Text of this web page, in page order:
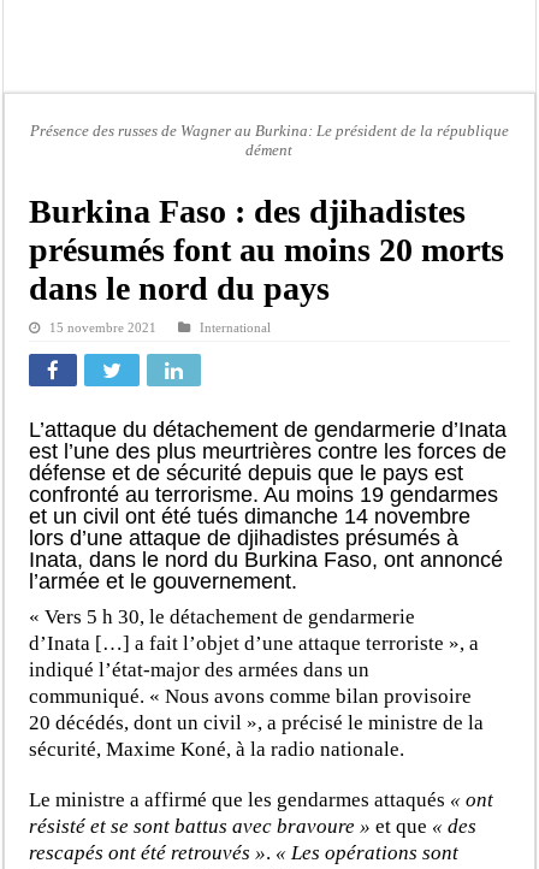
Succession de Pape Thiaw : la bombe à retardement qui menace la FSF
Baisse des réserves de sang : au CNTS de Dakar, des citoyens répondent à
Un tribunal américain bloque la construction de la salle de bal de Trump à la
Nécrologie : Décès de Djibril Dièye, animateur de l’émission « Auto Mag » sur
Affaire Pape Cheikh Diallo et Cie : le Parquet fait appel après le non-lieu
Présence des russes de Wagner au Burkina: Le président de la république
dément
Burkina Faso : des djihadistes
présumés font au moins 20 morts
dans le nord du pays
15 novembre 2021 International
L’attaque du détachement de gendarmerie d’Inata
est l’une des plus meurtrières contre les forces de
défense et de sécurité depuis que le pays est
confronté au terrorisme. Au moins 19 gendarmes
et un civil ont été tués dimanche 14 novembre
lors d’une attaque de djihadistes présumés à
Inata, dans le nord du Burkina Faso, ont annoncé
l’armée et le gouvernement.
« Vers 5 h 30, le détachement de gendarmerie
d’Inata […] a fait l’objet d’une attaque terroriste », a
indiqué l’état-major des armées dans un
communiqué. « Nous avons comme bilan provisoire
20 décédés, dont un civil », a précisé le ministre de la
sécurité, Maxime Koné, à la radio nationale.
Le ministre a affirmé que les gendarmes attaqués « ont
résisté et se sont battus avec bravoure » et que « des
rescapés ont été retrouvés ». « Les opérations sont